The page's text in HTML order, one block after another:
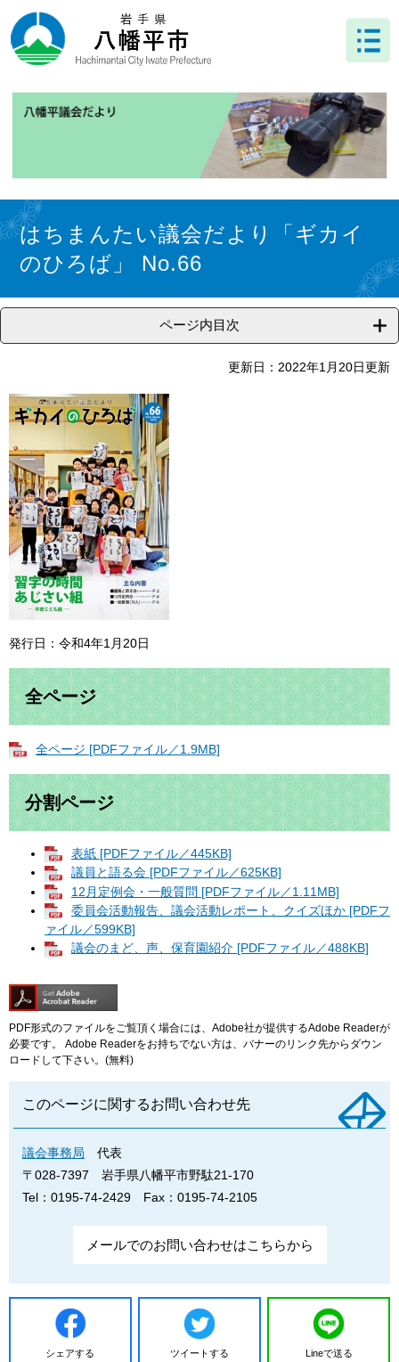
ー
ジ
ニ
ュ
文 はちまんたい議会だより「ギカイ
のひろば」 No.66
ページ内目次
更新日：2022年1月20日更新
発行日：令和4年1月20日
全ページ
全ページ [PDFファイル／1.9MB]
分割ページ
表紙 [PDFファイル／445KB]
議員と語る会 [PDFファイル／625KB]
12月定例会・一般質問 [PDFファイル／1.11MB]
委員会活動報告、議会活動レポート、クイズほか [PDFフ
ァイル／599KB]
議会のまど、声、保育園紹介 [PDFファイル／488KB]
PDF形式のファイルをご覧頂く場合には、Adobe社が提供するAdobe Readerが
必要です。
Adobe Readerをお持ちでない方は、バナーのリンク先からダウン
ロードして下さい。(無料)
このページに関するお問い合わせ先
議会事務局
代表
〒028-7397
岩手県八幡平市野駄21-170
Tel：0195-74-2429
Fax：0195-74-2105
メールでのお問い合わせはこちらから
シェアする ツイートする Lineで送る